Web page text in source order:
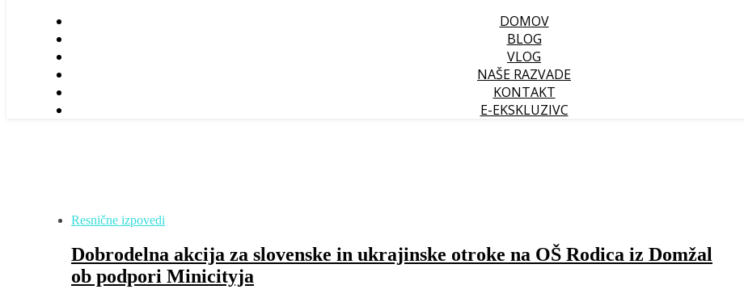
DOMOV
BLOG
VLOG
NAŠE RAZVADE
KONTAKT
E-EKSKLUZIVC
Resnične izpovedi
Dobrodelna akcija za slovenske in ukrajinske otroke na OŠ Rodica iz Domžal
ob podpori Minicityja